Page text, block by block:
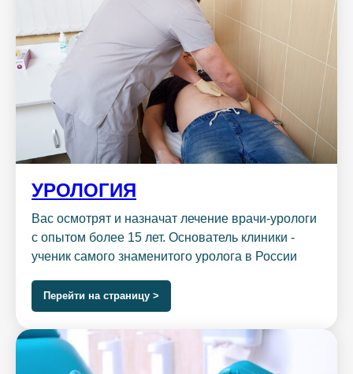
УРОЛОГИЯ
Вас осмотрят и назначат лечение врачи-урологи
с опытом более 15 лет. Основатель клиники -
ученик самого знаменитого уролога в России
Перейти на страницу >